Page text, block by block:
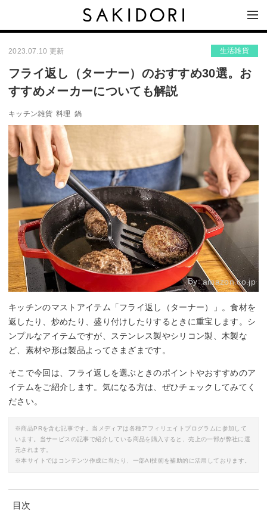
2023.07.10 更新 生活雑貨
フライ返し（ターナー）のおすすめ30選。お
すすめメーカーについても解説
キッチン雑貨 料理 鍋
By:amazon.co.jp
キッチンのマストアイテム「フライ返し（ターナー）」。食材を
返したり、炒めたり、盛り付けしたりするときに重宝します。シ
ンプルなアイテムですが、ステンレス製やシリコン製、木製な
ど、素材や形は製品よってさまざまです。
そこで今回は、フライ返しを選ぶときのポイントやおすすめのア
イテムをご紹介します。気になる方は、ぜひチェックしてみてく
ださい。
※商品PRを含む記事です。当メディアは各種アフィリエイトプログラムに参加して
います。当サービスの記事で紹介している商品を購入すると、売上の一部が弊社に還
元されます。
※本サイトではコンテンツ作成に当たり、一部AI技術を補助的に活用しております。
目次